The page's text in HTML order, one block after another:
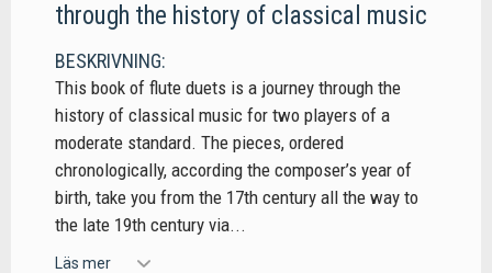
through the history of classical music
BESKRIVNING:
This book of flute duets is a journey through the
history of classical music for two players of a
moderate standard. The pieces, ordered
chronologically, according the composer’s year of
birth, take you from the 17th century all the way to
the late 19th century via...
Läs mer